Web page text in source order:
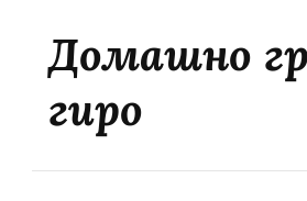
Домашно
гиро